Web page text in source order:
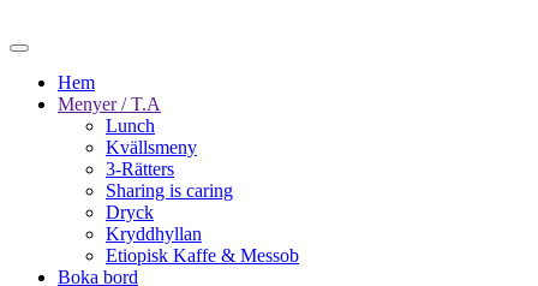
Hem
Menyer / T.A
Lunch
Kvällsmeny
3-Rätters
Sharing is caring
Dryck
Kryddhyllan
Etiopisk Kaffe & Messob
Boka bord